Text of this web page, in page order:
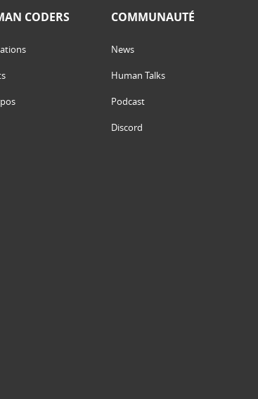
CODERS COMMUNAUTÉ
News
Human Talks
Podcast
Discord